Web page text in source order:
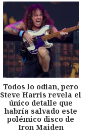
Todos lo odian, pero
Steve Harris revela el
único detalle que
habría salvado este
polémico disco de
Iron Maiden